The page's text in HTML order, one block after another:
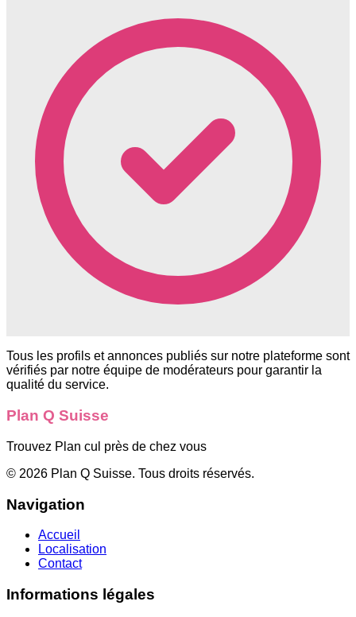
Tous les profils et annonces publiés sur notre plateforme sont
vérifiés par notre équipe de modérateurs pour garantir la
qualité du service.
Plan Q Suisse
Trouvez Plan cul près de chez vous
© 2026 Plan Q Suisse. Tous droits réservés.
Navigation
Accueil
Localisation
Contact
Informations légales